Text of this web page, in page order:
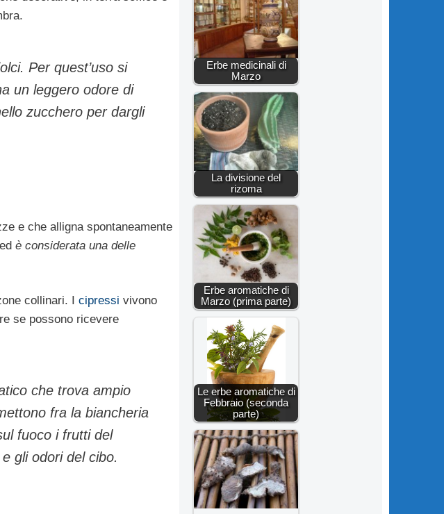
Per quest’uso si
un leggero odore di
zucchero per dargli
e che alligna spontanea­mente
ed è considerata una delle
collinari. I cipressi vivono
se possono ricevere
che trova ampio
fra la biancheria
fuoco i frutti del
gli odo­ri del cibo.
Erbe medicinali di
Marzo
La divisione del
rizoma
Erbe aromatiche di
Marzo (prima parte)
Le erbe aromatiche di
Febbraio (seconda
parte)